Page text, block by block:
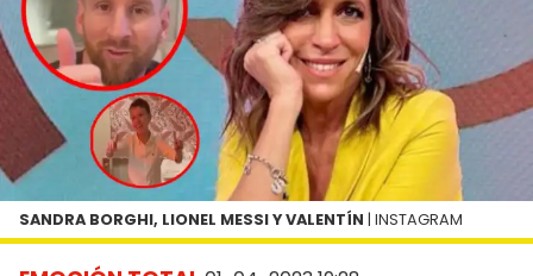
SANDRA BORGHI, LIONEL MESSI Y VALENTÍN | INSTAGRAM